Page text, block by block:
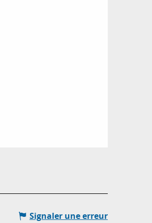
Signaler une erreur